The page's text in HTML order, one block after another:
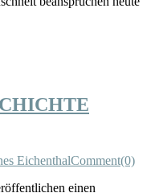
EichenthalComment(0)
einen